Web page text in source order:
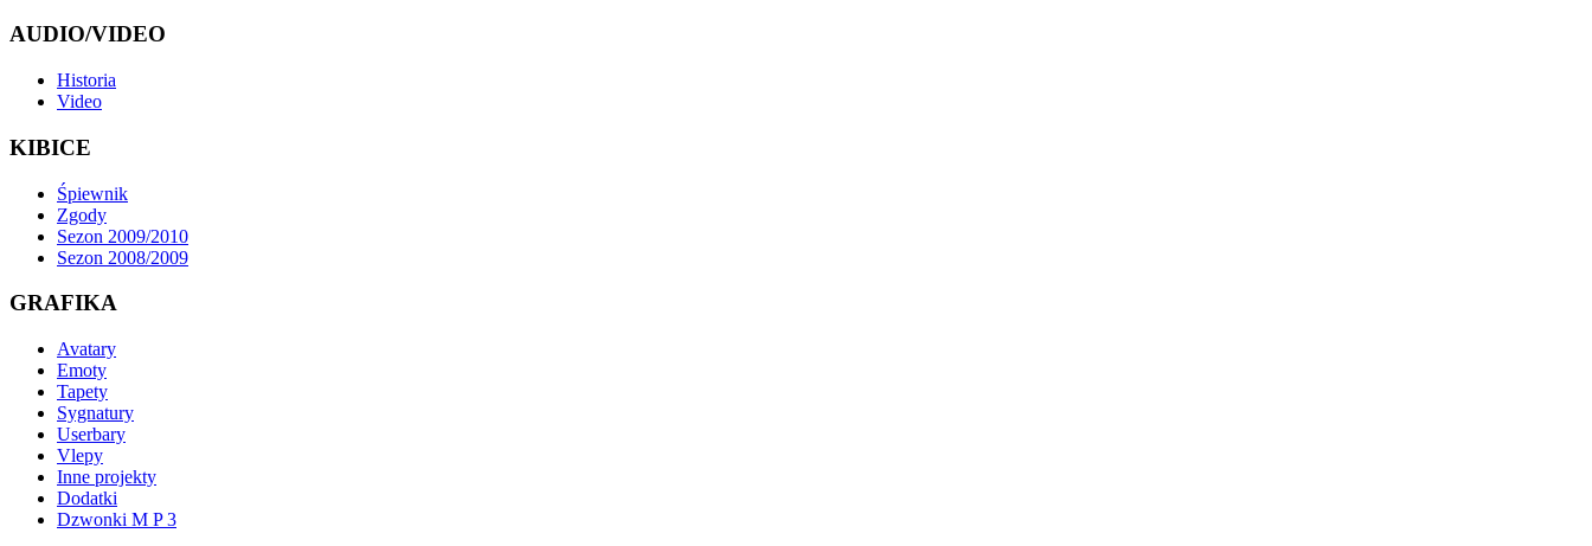
AUDIO/VIDEO
Historia
Video
KIBICE
Śpiewnik
Zgody
Sezon 2009/2010
Sezon 2008/2009
GRAFIKA
Avatary
Emoty
Tapety
Sygnatury
Userbary
Vlepy
Inne projekty
Dodatki
Dzwonki M P 3